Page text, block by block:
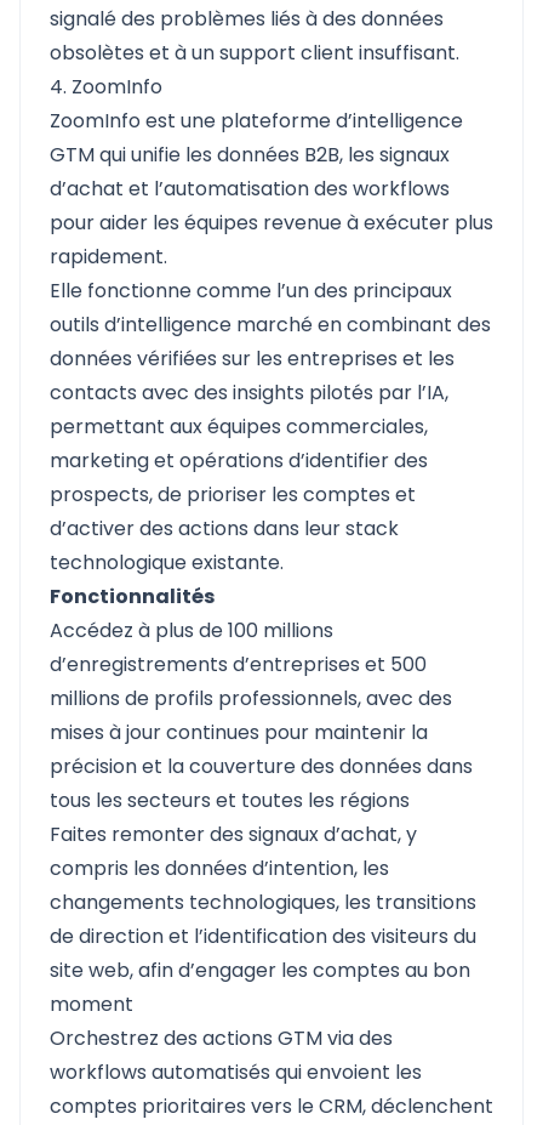
signalé des problèmes liés à des données
obsolètes et à unsupport client insuffisant.
4. ZoomInfo
ZoomInfo est une plateforme d’intelligence
GTM qui unifie les données B2B, les signaux
d’achat et l’automatisation des workflows
pour aider les équipes revenue à exécuter plus
rapidement.
Elle fonctionne comme l’un des principaux
outils d’intelligence marchéen combinant des
données vérifiées sur les entreprises et les
contacts avec des insights pilotés par l’IA,
permettant aux équipes commerciales,
marketing et opérations d’identifier des
prospects, de prioriser les comptes et
d’activer des actions dans leur stack
technologique existante.
Fonctionnalités
Accédez à plus de 100 millions
d’enregistrements d’entreprises et 500
millions de profils professionnels, avec des
mises à jour continues pour maintenir la
précision et la couverture des données dans
tous les secteurs et toutes les régions
Faites remonter des signaux d’achat, y
compris les données d’intention, les
changements technologiques, les transitions
de direction et l’identification des visiteurs du
site web, afin d’engager les comptes au bon
moment
Orchestrez des actions GTM via des
workflows automatisés qui envoient les
comptes prioritaires vers le CRM, déclenchent